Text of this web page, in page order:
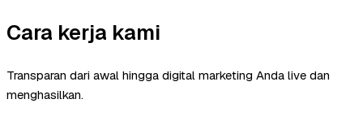
Cara kerja kami
Transparan dari awal hingga digital marketing Anda live dan
menghasilkan.